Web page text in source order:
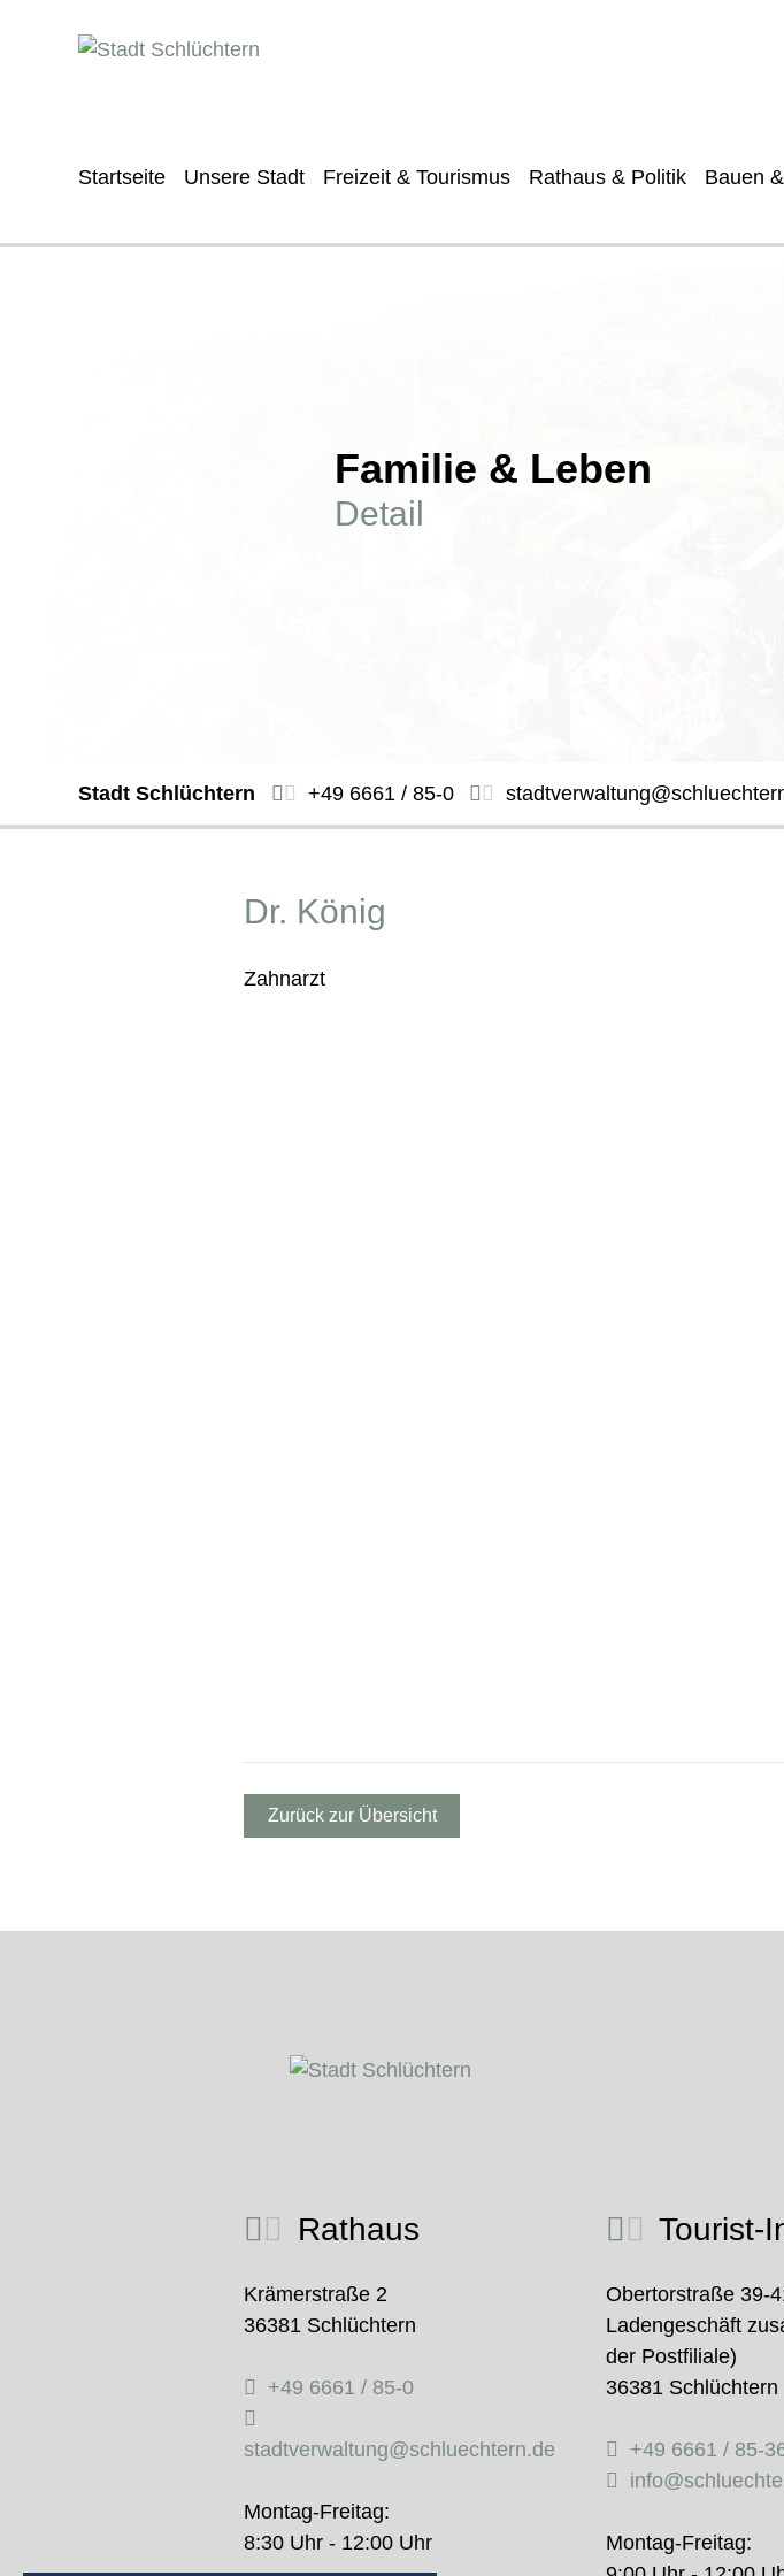
Startseite Unsere Stadt Freizeit & Tourismus Rathaus & Politik Bauen
Familie & Leben
Detail
Stadt Schlüchtern +49 6661 / 85-0
Dr. König
Zahnarzt
Zurück zur Übersicht
Rathaus
Krämerstraße 2
36381 Schlüchtern
+49 6661 / 85-0
stadtverwaltung@schluechtern.de
Montag-Freitag:
8:30 Uhr - 12:00 Uhr
Tourist-
Obertorstraße 39-
Ladengeschäft
der Postfiliale)
36381 Schlüchtern
+49 6661 / 85-
Montag-Freitag: